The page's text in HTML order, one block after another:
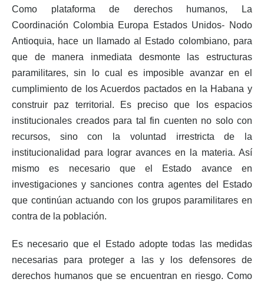
Como plataforma de derechos humanos, La
Coordinación Colombia Europa Estados Unidos- Nodo
Antioquia, hace un llamado al Estado colombiano, para
que de manera inmediata desmonte las estructuras
paramilitares, sin lo cual es imposible avanzar en el
cumplimiento de los Acuerdos pactados en la Habana y
construir paz territorial. Es preciso que los espacios
institucionales creados para tal fin cuenten no solo con
recursos, sino con la voluntad irrestricta de la
institucionalidad para lograr avances en la materia. Así
mismo es necesario que el Estado avance en
investigaciones y sanciones contra agentes del Estado
que continúan actuando con los grupos paramilitares en
contra de la población.
Es necesario que el Estado adopte todas las medidas
necesarias para proteger a las y los defensores de
derechos humanos que se encuentran en riesgo. Como